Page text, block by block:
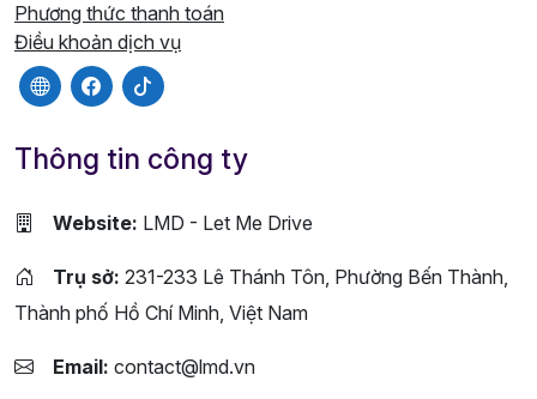
Phương thức thanh toán
Điều khoản dịch vụ
Thông tin công ty
Website: LMD - Let Me Drive
Trụ sở: 231-233 Lê Thánh Tôn, Phường Bến Thành,
Thành phố Hồ Chí Minh, Việt Nam
Email: contact@lmd.vn